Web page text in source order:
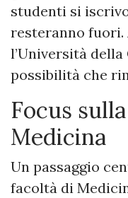
studenti si
resteranno fuori.
l’Università
possibilità che
Focus
Medicina
Un passaggio
facoltà di